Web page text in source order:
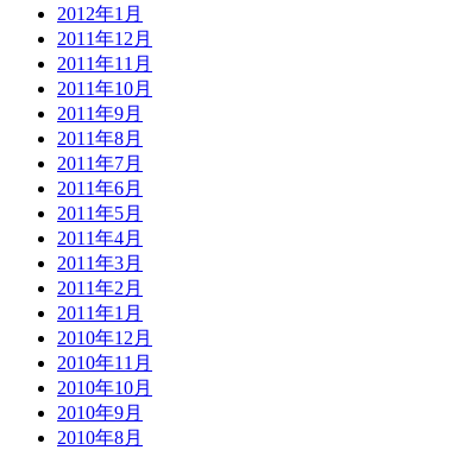
2012年1月
2011年12月
2011年11月
2011年10月
2011年9月
2011年8月
2011年7月
2011年6月
2011年5月
2011年4月
2011年3月
2011年2月
2011年1月
2010年12月
2010年11月
2010年10月
2010年9月
2010年8月